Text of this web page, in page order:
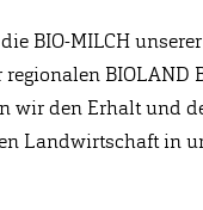
BIO-MILCH
regionalen BIOLAND
wir den Erhalt und
Landwirtschaft in